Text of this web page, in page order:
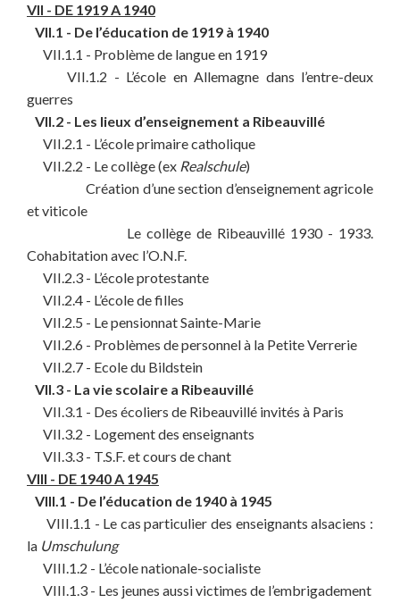
VII - DE 1919 A 1940
VII.1 - De l’éducation de 1919 à 1940
VII.1.1 - Problème de langue en 1919
VII.1.2 - L’école en Allemagne dans l’entre-deux
guerres
VII.2 - Les lieux d’enseignement a Ribeauvillé
VII.2.1 - L’école primaire catholique
VII.2.2 - Le collège (ex Realschule)
Création d’une section d’enseignement agricole
et viticole
Le collège de Ribeauvillé 1930 - 1933.
Cohabitation avec l’O.N.F.
VII.2.3 - L’école protestante
VII.2.4 - L’école de filles
VII.2.5 - Le pensionnat Sainte-Marie
VII.2.6 - Problèmes de personnel à la Petite Verrerie
VII.2.7 - Ecole du Bildstein
VII.3 - La vie scolaire a Ribeauvillé
VII.3.1 - Des écoliers de Ribeauvillé invités à Paris
VII.3.2 - Logement des enseignants
VII.3.3 - T.S.F. et cours de chant
VIII - DE 1940 A 1945
VIII.1 - De l’éducation de 1940 à 1945
VIII.1.1 - Le cas particulier des enseignants alsaciens :
la Umschulung
VIII.1.2 - L’école nationale-socialiste
VIII.1.3 - Les jeunes aussi victimes de l’embrigadement